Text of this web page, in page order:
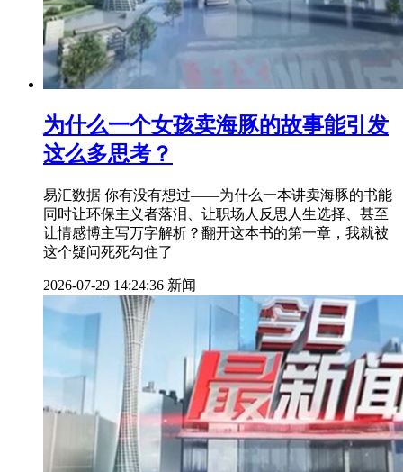
为什么一个女孩卖海豚的故事能引发
这么多思考？
易汇数据 你有没有想过——为什么一本讲卖海豚的书能
同时让环保主义者落泪、让职场人反思人生选择、甚至
让情感博主写万字解析？翻开这本书的第一章，我就被
这个疑问死死勾住了
2026-07-29 14:24:36 新闻